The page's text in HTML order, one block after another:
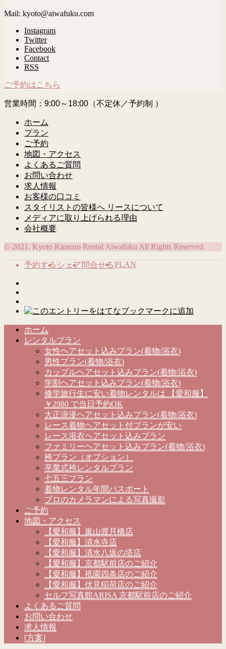
Mail: kyoto@aiwafuku.com
Instagram
Twitter
Facebook
Contact
RSS
ご予約はこちら
営業時間：9:00～18:00（不定休／予約制 ）
ホーム
プラン
ご予約
地図・アクセス
よくあるご質問
お問い合わせ
求人情報
お客様の口コミ
スタイリストの皆様へ リースについて
メディアに取り上げられる理由
会社概要
© 2021. Kyoto Kimono Rental Aiwafuku All Rights Reserved.
予約する シェア 問合せるPLAN
ホーム
レンタルプラン
女性ヘアセット込みプラン(着物/浴衣)
男性プラン(着物/浴衣)
カップルヘアセット込みプラン(着物/浴衣)
学割ヘアセット込みプラン(着物/浴衣)
修学旅行生に安い着物レンタルは 【愛和服】
￥2980 で当日予約OK
大正浪漫ヘアセット込みプラン(着物/浴衣)
レース着物ヘアセット付プランが安い
レース浴衣ヘアセット込みプラン
ファミリーヘアセット込みプラン(着物/浴衣)
袴プラン（オプション）
卒業式袴レンタルプラン
七五三プラン
着物レンタル年間パスポート
プロのカメラマンによる写真撮影
ご予約
地図・アクセス
【愛和服】嵐山渡月橋店
【愛和服】清水寺店
【愛和服】清水八坂の塔店
【愛和服】京都駅前店のご紹介
【愛和服】祇園四条店のご紹介
【愛和服】伏見稲荷店のご紹介
セルフ写真館ARISA 京都駅前店のご紹介
よくあるご質問
お問い合わせ
求人情報
[方案]